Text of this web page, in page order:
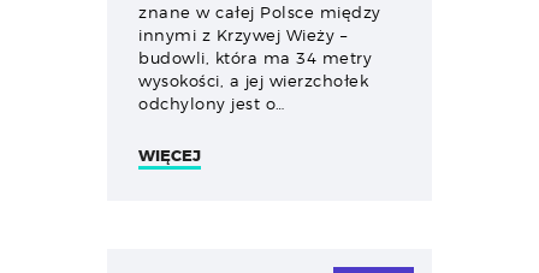
znane w całej Polsce między
innymi z Krzywej Wieży –
budowli, która ma 34 metry
wysokości, a jej wierzchołek
odchylony jest o…
WIĘCEJ